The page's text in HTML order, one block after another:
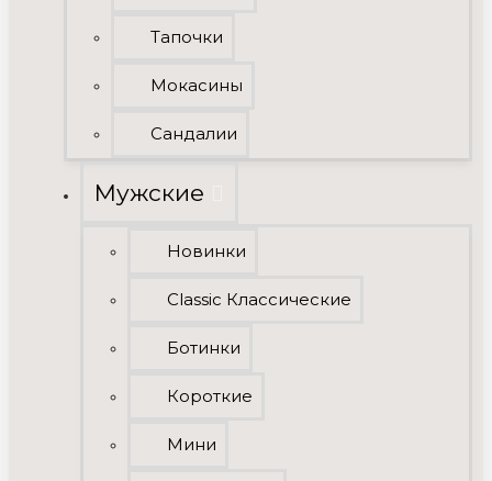
Тапочки
Мокасины
Сандалии
Мужские
Новинки
Classic Классические
Ботинки
Короткие
Мини